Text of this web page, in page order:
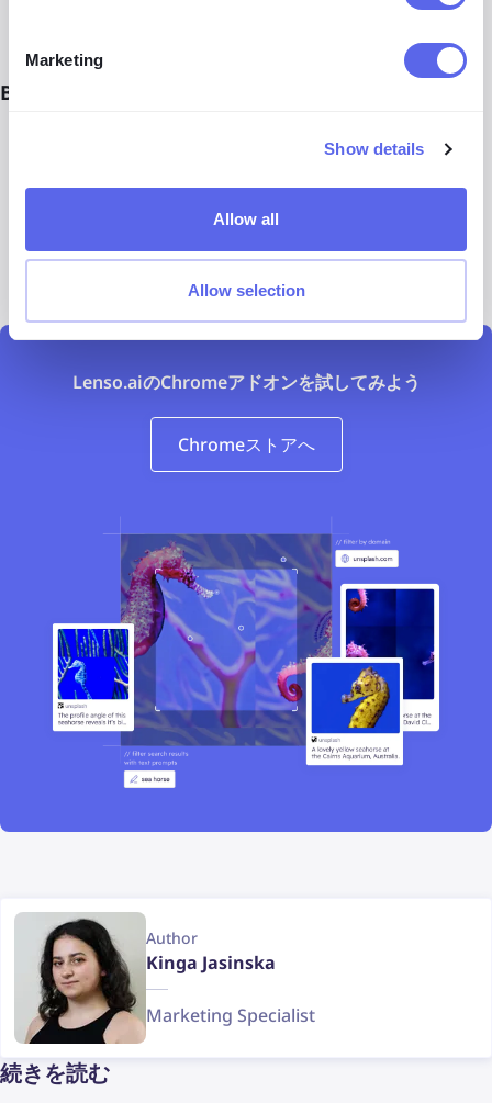
Marketing
Show details
Allow all
Allow selection
BraveやOperaなどの他のChromiumベースブラウザ
Chromeウェブストアにアクセスし、必要に応じてサー
ドパーティ拡張機能のサポートを有効化してインストール
を使用しているため、動作しません。
Lenso.aiのChromeアドオンを試してみよう
Chromeストアへ
Author
Kinga Jasinska
Marketing Specialist
続きを読む